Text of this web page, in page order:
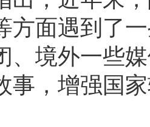
方面遇到了
、境外一些
事，增强国